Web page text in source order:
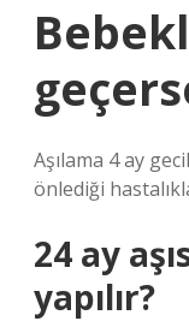
Aşılama 4 ay
önlediği
24 ay
yapılır?